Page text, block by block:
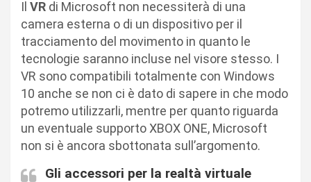
Il VR di Microsoft non necessiterà di una
camera esterna o di un dispositivo per il
tracciamento del movimento in quanto le
tecnologie saranno incluse nel visore stesso. I
VR sono compatibili totalmente con Windows
10 anche se non ci è dato di sapere in che modo
potremo utilizzarli, mentre per quanto riguarda
un eventuale supporto XBOX ONE, Microsoft
non si è ancora sbottonata sull’argomento.
Gli accessori per la realtà virtuale